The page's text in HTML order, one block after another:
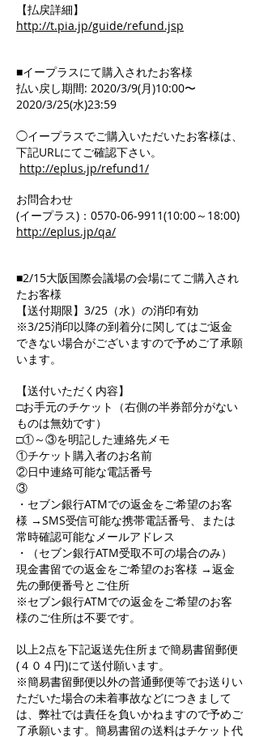
【払戻詳細】
http://t.pia.jp/guide/refund.jsp
■イープラスにて購入されたお客様
払い戻し期間: 2020/3/9(月)10:00〜
2020/3/25(水)23:59
◯イープラスでご購入いただいたお客様は、
下記URLにてご確認下さい。
http://eplus.jp/refund1/
お問合わせ
(イープラス)：0570-06-9911(10:00～18:00)
http://eplus.jp/qa/
■2/15大阪国際会議場の会場にてご購入され
たお客様
【送付期限】3/25（水）の消印有効
※3/25消印以降の到着分に関してはご返金
できない場合がございますので予めご了承願
います。
【送付いただく内容】
□お手元のチケット（右側の半券部分がない
ものは無効です）
□①～③を明記した連絡先メモ
①チケット購入者のお名前
②日中連絡可能な電話番号
③
・セブン銀行ATMでの返金をご希望のお客
様 →SMS受信可能な携帯電話番号、または
常時確認可能なメールアドレス
・（セブン銀行ATM受取不可の場合のみ）
現金書留での返金をご希望のお客様 →返金
先の郵便番号とご住所
※セブン銀行ATMでの返金をご希望のお客
様のご住所は不要です。
以上2点を下記返送先住所まで簡易書留郵便
(４０４円)にて送付願います。
※簡易書留郵便以外の普通郵便等でお送りい
ただいた場合の未着事故などにつきまして
は、弊社では責任を負いかねますので予めご
了承願います。簡易書留の送料はチケット代